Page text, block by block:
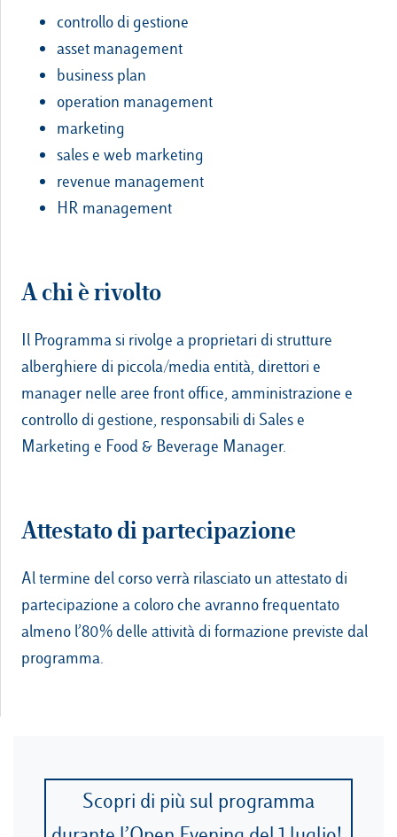
controllo di gestione
asset management
business plan
operation management
marketing
sales e web marketing
revenue management
HR management
A chi è rivolto
Il Programma si rivolge a proprietari di strutture
alberghiere di piccola/media entità, direttori e
manager nelle aree front office, amministrazione e
controllo di gestione, responsabili di Sales e
Marketing e Food & Beverage Manager.
Attestato di partecipazione
Al termine del corso verrà rilasciato un attestato di
partecipazione a coloro che avranno frequentato
almeno l’80% delle attività di formazione previste dal
programma.
Scopri di più sul programma